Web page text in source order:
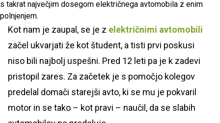
s takrat največjim dosegom električnega avtomobila z enim
polnjenjem.
Kot nam je zaupal, se je z električnimi avtomobili
začel ukvarjati že kot študent, a tisti prvi poskusi
niso bili najbolj uspešni. Pred 12 leti pa je k zadevi
pristopil zares. Za začetek je s pomočjo kolegov
predelal domači starejši avto, ki se mu je pokvaril
motor in se tako – kot pravi – naučil, da se slabih